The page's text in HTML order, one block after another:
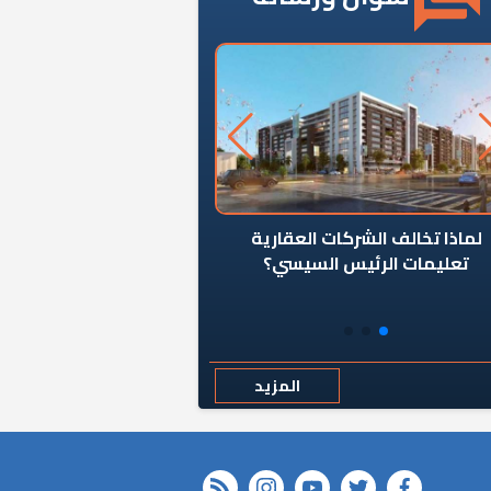
من يوقف سرطان الأبراج السكنية
المخالفة ياحكومة؟
المزيد